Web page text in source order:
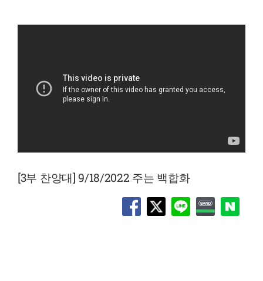
[3부 찬양대] 9/18/2022 주는 백합화